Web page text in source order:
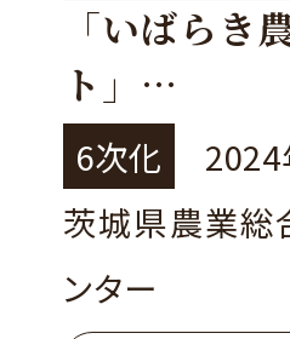
「いばらき
ト」
令和5年度
6次化
茨城県農業総
ンター